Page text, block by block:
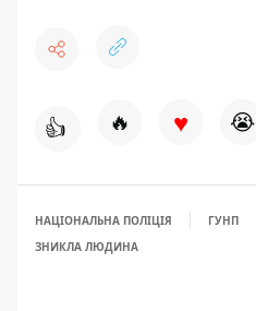
👍 🔥 ♥ 😭
НАЦІОНАЛЬНА ПОЛІЦІЯ ГУНП
ЗНИКЛА ЛЮДИНА